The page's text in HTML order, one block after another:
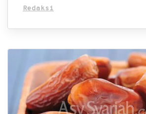
Redaksi